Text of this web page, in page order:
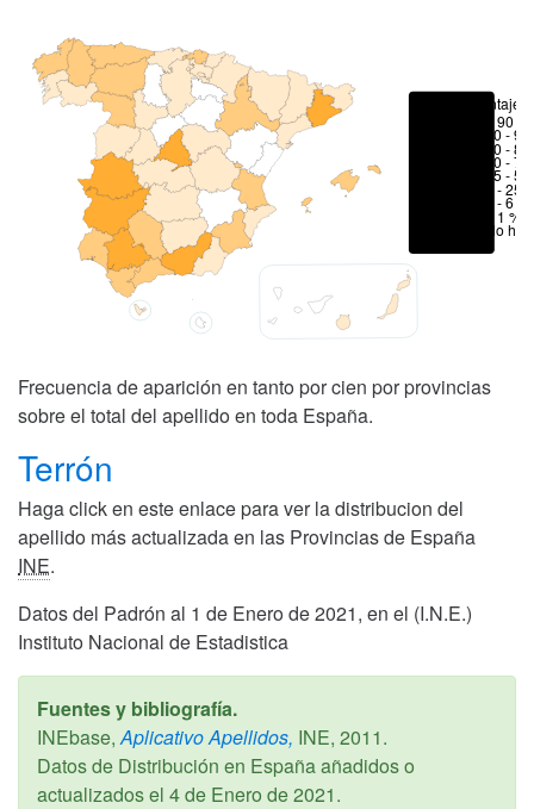
Porcentajes
> 90 %
80 -
70 -
50 -
25 -
6 - 25
1 - 6 %
< 1 %
No hay
Frecuencia de aparición en tanto por cien por provincias
sobre el total del apellido en toda España.
Terrón
Haga click en este enlace para ver la distribucion del
apellido más actualizada en las Provincias de España
INE.
Datos del Padrón al 1 de Enero de 2021, en el (I.N.E.)
Instituto Nacional de Estadistica
Fuentes y bibliografía.
INEbase, Aplicativo Apellidos, INE, 2011.
Datos de Distribución en España añadidos o
actualizados el 4 de Enero de 2021.